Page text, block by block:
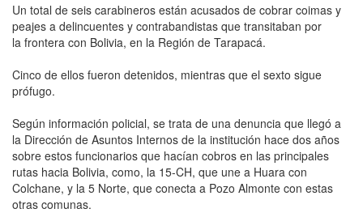
Un total de seis carabineros están acusados de cobrar coimas y
peajes a delincuentes y contrabandistas que transitaban por
la frontera con Bolivia, en la Región de Tarapacá.
Cinco de ellos fueron detenidos, mientras que el sexto sigue
prófugo.
Según información policial, se trata de una denuncia que llegó a
la Dirección de Asuntos Internos de la institución hace dos años
sobre estos funcionarios que hacían cobros en las principales
rutas hacia Bolivia, como, la 15-CH, que une a Huara con
Colchane, y la 5 Norte, que conecta a Pozo Almonte con estas
otras comunas.